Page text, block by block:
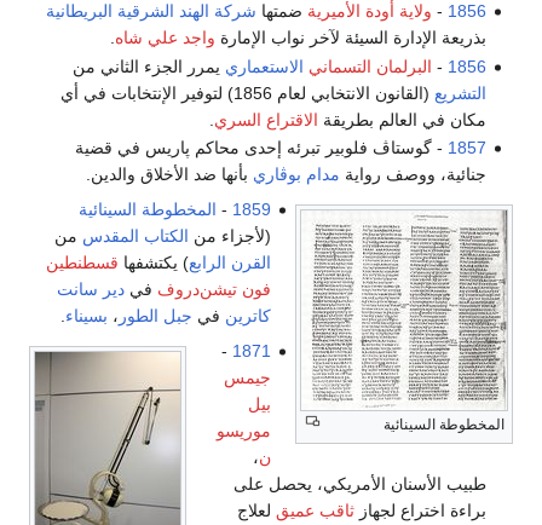
1856
- ولاية أودة الأميرية ضمتها شركة الهند الشرقية البريطانية
بذريعة الإدارة السيئة لآخر نواب الإمارة واجد علي شاه
1856
- البرلمان التسماني الاستعماري يمرر الجزء الثاني من
التشريع
(القانون الانتخابي لعام 1856) لتوفير الإنتخابات في أي
مكان في العالم بطريقة الاقتراع السري
1857 - گوستاڤ فلوبير تبرئه إحدى محاكم پاريس في قضية
جنائية، ووصف رواية مدام بوڤاري بأنها ضد الأخلاق والدين.
المخطوطة السينائية
1859
- المخطوطة السينائية
(لأجزاء من الكتاب المقدس من
القرن الرابع) يكتشفها قسطنطين
فون تيشن‌دروف في دير سانت
كاترين في جبل الطور ، بسيناء
1871
-
جيمس
بيل
موريسو
ن،
طبيب الأسنان الأمريكي، يحصل على
براءة اختراع لجهازثاقب عميق لعلاج